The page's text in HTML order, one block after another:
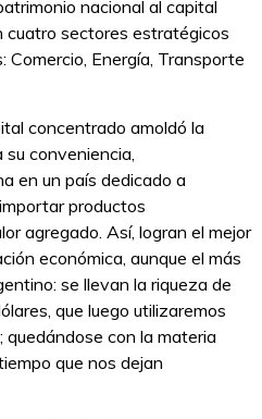
nacional al capital
sectores estratégicos
Comercio, Energía, Transporte
concentrado amoldó la
conveniencia,
en un país dedicado a
productos
agregado. Así, logran el mejor
económica, aunque el más
se llevan la riqueza de
que luego utilizaremos
quedándose con la materia
que nos dejan